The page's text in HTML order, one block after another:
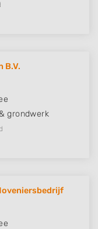
B.V.
grondwerk